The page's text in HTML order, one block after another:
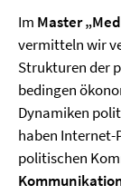
Im Master
vermitteln wir
Strukturen der
bedingen
Dynamiken
haben
politischen